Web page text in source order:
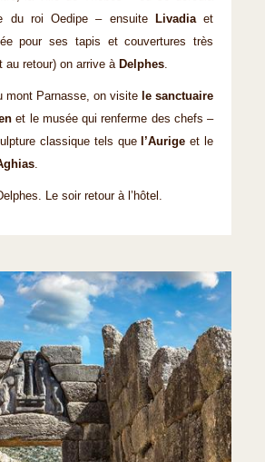
du roi Oedipe – ensuite
Livadia et
pour ses tapis et couvertures très
au retour) on arrive à Delphes.
mont Parnasse, on visite le sanctuaire
et le musée qui renferme des chefs –
classique tels que l’Aurige et le
.
Le soir retour à l’hôtel.